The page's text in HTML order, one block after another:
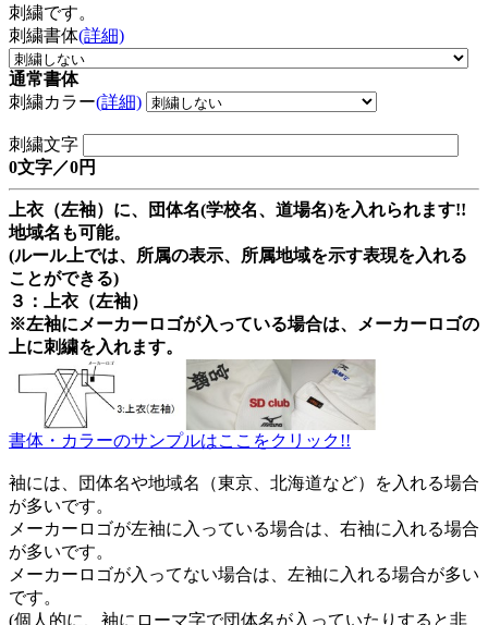
刺繍です。
刺繍書体(詳細)
通常書体
刺繍カラー(詳細)
刺繍文字
0文字／0円
上衣（左袖）に、団体名(学校名、道場名)を入れられます!!
地域名も可能。
(ルール上では、所属の表示、所属地域を示す表現を入れる
ことができる)
３：上衣（左袖）
※左袖にメーカーロゴが入っている場合は、メーカーロゴの
上に刺繍を入れます。
書体・カラーのサンプルはここをクリック!!
袖には、団体名や地域名（東京、北海道など）を入れる場合
が多いです。
メーカーロゴが左袖に入っている場合は、右袖に入れる場合
が多いです。
メーカーロゴが入ってない場合は、左袖に入れる場合が多い
です。
(個人的に、袖にローマ字で団体名が入っていたりすると非